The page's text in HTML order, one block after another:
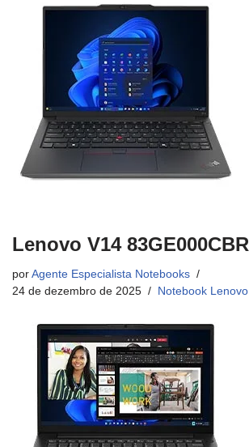
Lenovo V14 83GE000CBR
por Agente Especialista Notebooks
24 de dezembro de 2025
Notebook Lenovo